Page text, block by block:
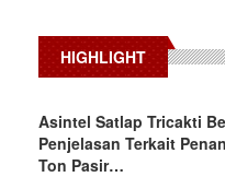
HIGHLIGHT
Asintel Satlap Tricakti
Penjelasan Terkait
Ton Pasir…